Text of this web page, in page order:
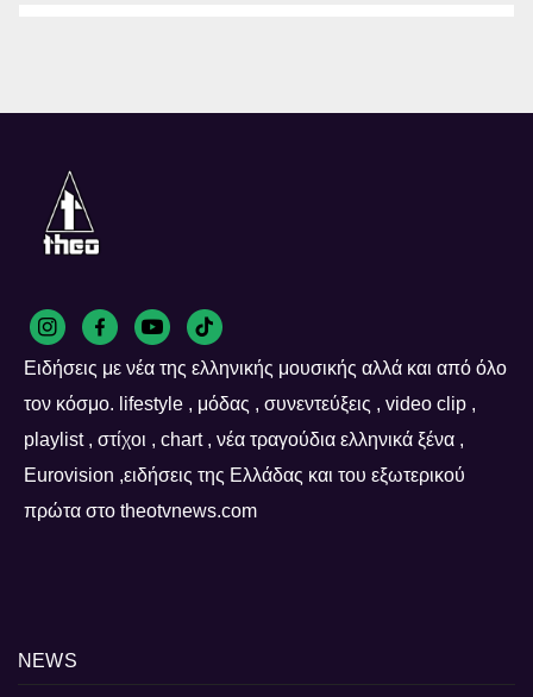
Ειδήσεις με νέα της ελληνικής μουσικής αλλά και από όλο
τον κόσμο. lifestyle , μόδας , συνεντεύξεις , video clip ,
playlist , στίχοι , chart , νέα τραγούδια ελληνικά ξένα ,
Eurovision ,ειδήσεις της Ελλάδας και του εξωτερικού
πρώτα στο theotvnews.com
NEWS